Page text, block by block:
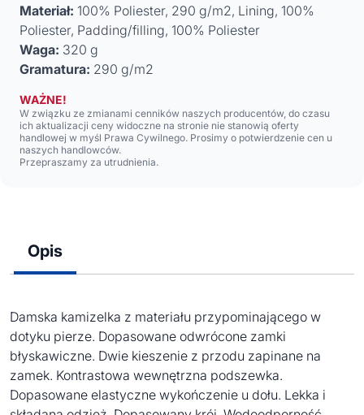
Materiał: 100% Poliester, 290 g/m2, Lining, 100%
Poliester, Padding/filling, 100% Poliester
Waga: 320 g
Gramatura: 290 g/m2
WAŻNE!
W związku ze zmianami cenników naszych producentów, do czasu
ich aktualizacji ceny widoczne na stronie nie stanowią oferty
handlowej w myśl Prawa Cywilnego. Prosimy o potwierdzenie cen u
naszych handlowców.
Przepraszamy za utrudnienia.
Opis
Damska kamizelka z materiału przypominającego w
dotyku pierze. Dopasowane odwrócone zamki
błyskawiczne. Dwie kieszenie z przodu zapinane na
zamek. Kontrastowa wewnętrzna podszewka.
Dopasowane elastyczne wykończenie u dołu. Lekka i